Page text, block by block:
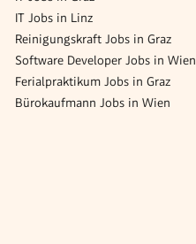
IT Jobs in Linz
Reinigungskraft Jobs in Graz
Software Developer Jobs in Wien
Ferialpraktikum Jobs in Graz
Bürokaufmann Jobs in Wien